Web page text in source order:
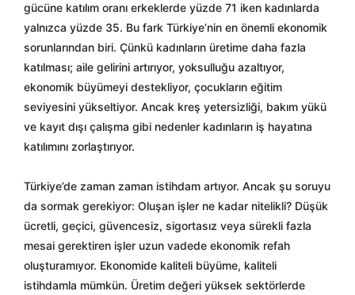
gücüne katılım oranı erkeklerde yüzde 71 iken kadınlarda
yalnızca yüzde 35. Bu fark Türkiye’nin en önemli ekonomik
sorunlarından biri. Çünkü kadınların üretime daha fazla
katılması; aile gelirini artırıyor, yoksulluğu azaltıyor,
ekonomik büyümeyi destekliyor, çocukların eğitim
seviyesini yükseltiyor. Ancak kreş yetersizliği, bakım yükü
ve kayıt dışı çalışma gibi nedenler kadınların iş hayatına
katılımını zorlaştırıyor.
Türkiye’de zaman zaman istihdam artıyor. Ancak şu soruyu
da sormak gerekiyor: Oluşan işler ne kadar nitelikli? Düşük
ücretli, geçici, güvencesiz, sigortasız veya sürekli fazla
mesai gerektiren işler uzun vadede ekonomik refah
oluşturamıyor. Ekonomide kaliteli büyüme, kaliteli
istihdamla mümkün. Üretim değeri yüksek sektörlerde